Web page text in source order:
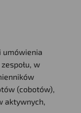
umówienia
w
(cobotów),
aktywnych,